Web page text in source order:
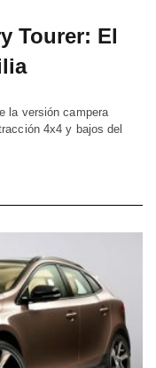
Tourer: El
la versión campera
4x4 y bajos del